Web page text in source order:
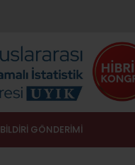
BİLDİRİ GÖNDERİMİ